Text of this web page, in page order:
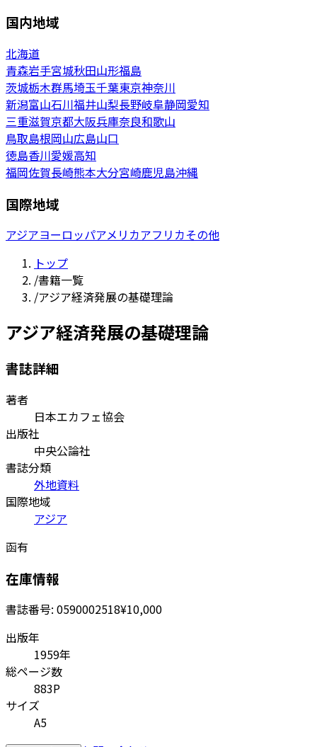
国内地域
北海道
青森岩手宮城秋田山形福島
茨城栃木群馬埼玉千葉東京神奈川
新潟富山石川福井山梨長野岐阜静岡愛知
三重滋賀京都大阪兵庫奈良和歌山
鳥取島根岡山広島山口
徳島香川愛媛高知
福岡佐賀長崎熊本大分宮崎鹿児島沖縄
国際地域
アジアヨーロッパアメリカアフリカその他
トップ
/書籍一覧
/アジア経済発展の基礎理論
アジア経済発展の基礎理論
書誌詳細
著者
日本エカフェ協会
出版社
中央公論社
書誌分類
外地資料
国際地域
アジア
函有
在庫情報
書誌番号: 0590002518¥10,000
出版年
1959年
総ページ数
883P
サイズ
A5